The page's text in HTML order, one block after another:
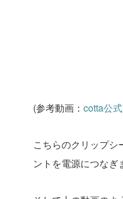
(参考動画： cotta公
こちらのクリップシ
ントを電源につなぎ